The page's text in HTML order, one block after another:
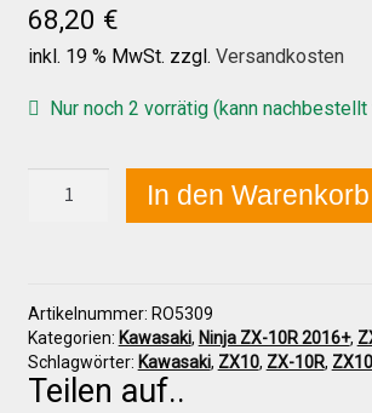
News
News
Test Startseite
Infos zu unseren Produkten
68,20 €
inkl. 19 % MwSt. zzgl. Versandkosten
Nur noch 2 vorrätig (kann
vorne
Menge
In den Warenkorb
Artikelnummer: RO5309
Kategorien: Kawasaki, Ninja ZX-10R 2016+,
Schlagwörter: Kawasaki, ZX10, ZX-10R,
Teilen auf..